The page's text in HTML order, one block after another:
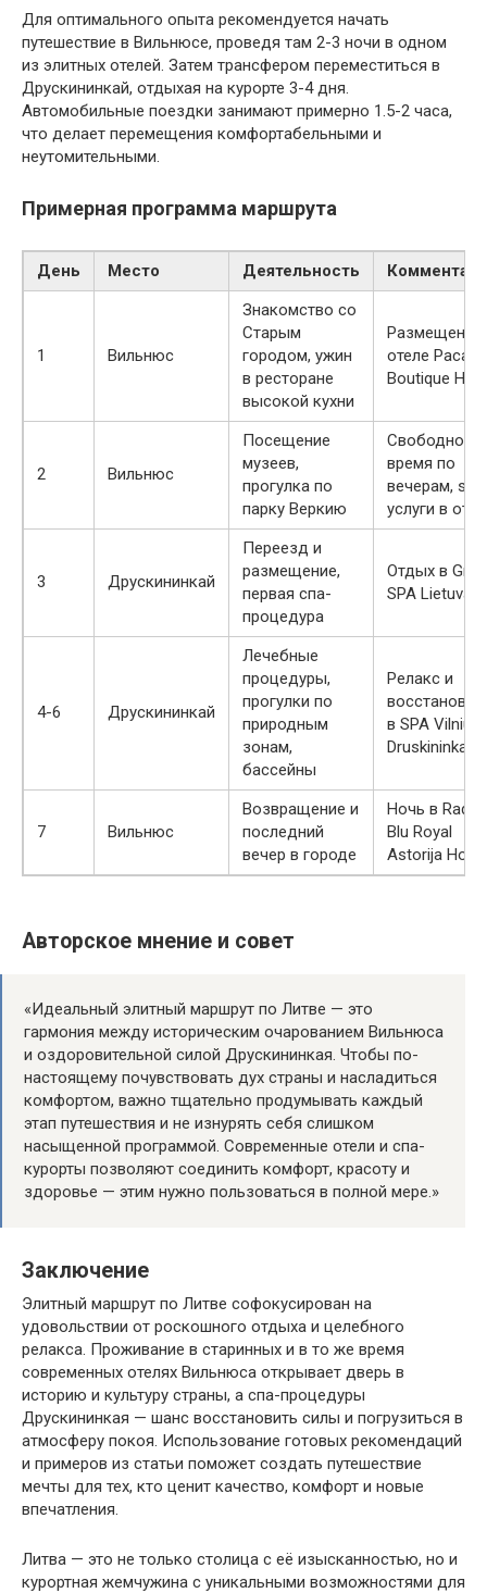
Для оптимального опыта рекомендуется начать
путешествие в Вильнюсе, проведя там 2-3 ночи в одном
из элитных отелей. Затем трансфером переместиться в
Друскининкай, отдыхая на курорте 3-4 дня.
Автомобильные поездки занимают примерно 1.5-2 часа,
что делает перемещения комфортабельными и
неутомительными.
Примерная программа маршрута
День Место Деятельность
1 Вильнюс
Знакомство со
Старым
городом, ужин
в ресторане
высокой кухни
Размещение
отеле Pacai
Boutique
2 Вильнюс
Посещение
музеев,
прогулка по
парку Веркию
Свободное
время по
вечерам,
услуги в
3 Друскининкай
Переезд и
размещение,
первая спа-
процедура
Отдых в
SPA Lietuva
4-6 Друскининкай
Лечебные
процедуры,
прогулки по
природным
зонам,
бассейны
Релакс и
в SPA Vilnius
Druskininkai
7 Вильнюс
Возвращение и
последний
вечер в городе
Ночь в
Blu Royal
Astorija Hotel
Авторское мнение и совет
«Идеальный элитный маршрут по Литве — это
гармония между историческим очарованием Вильнюса
и оздоровительной силой Друскининкая. Чтобы по-
настоящему почувствовать дух страны и насладиться
комфортом, важно тщательно продумывать каждый
этап путешествия и не изнурять себя слишком
насыщенной программой. Современные отели и спа-
курорты позволяют соединить комфорт, красоту и
здоровье — этим нужно пользоваться в полной мере.»
Заключение
Элитный маршрут по Литве софокусирован на
удовольствии от роскошного отдыха и целебного
релакса. Проживание в старинных и в то же время
современных отелях Вильнюса открывает дверь в
историю и культуру страны, а спа-процедуры
Друскининкая — шанс восстановить силы и погрузиться в
атмосферу покоя. Использование готовых рекомендаций
и примеров из статьи поможет создать путешествие
мечты для тех, кто ценит качество, комфорт и новые
впечатления.
Литва — это не только столица с её изысканностью, но и
курортная жемчужина с уникальными возможностями для